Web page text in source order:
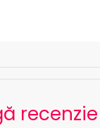
recenzie